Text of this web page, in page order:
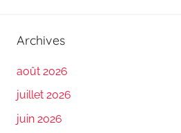
Archives
août 2026
juillet 2026
juin 2026